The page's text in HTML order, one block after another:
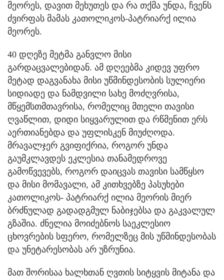
მეორეს, დავით მეხუთეს და რა თქმა უნდა, ჩვენს
ძვირფას მამას კათოლიკოს-პატრიარქ ილია
მეორეს.
40 დღეზე მეტმა განვლო მისი
გარდაცვალებიდან. ამ დღეებმა კიდევ უფრო
მეტად დაგვანახა მისი უწმინდესობის სულიერი
სიდიადე და ნამდვილი სახე მოძღვრისა,
მწყემსთმთავრისა, რომელიც მთელი თავისი
ღვაწლით, დიდი სიყვარულით და რწმენით ერს
აერთიანებდა და უფლისკენ მიუძღოდა.
მრავალჯერ გვიფიქრია, როგორ უნდა
გაუმკლავდეს ეკლესია თანამედროვე
გამოწვევებს, როგორ დაიცვას თავისი სამწყსო
და მისი მომავალი, ამ კითხვებზე პასუხები
კათოლიკოს- პატრიარქ ილია მეორის მიერ
ბრძნულად გადადგმულ ნაბიჯებსა და გაკვალულ
გზაშია. ძნელია მოიძებნოს საეკლესიო
ცხოვრების სფერო, რომელზეც მის უწმინდესობას
და უნეტარესობას არ უზრუნია.
მათ შორისაა ხალხთან ღვთის სიტყვის მიტანა და